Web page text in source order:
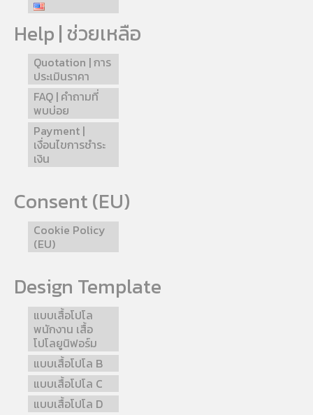
Help | ช่วยเหลือ
Quotation | การ
ประเมินราคา
FAQ | คำถามที่
พบบ่อย
Payment |
เงื่อนไขการชำระ
เงิน
Consent (EU)
Cookie Policy
(EU)
Design Template
แบบเสื้อโปโล
พนักงาน เสื้อ
โปโลยูนิฟอร์ม
แบบเสื้อโปโล B
แบบเสื้อโปโล C
แบบเสื้อโปโล D